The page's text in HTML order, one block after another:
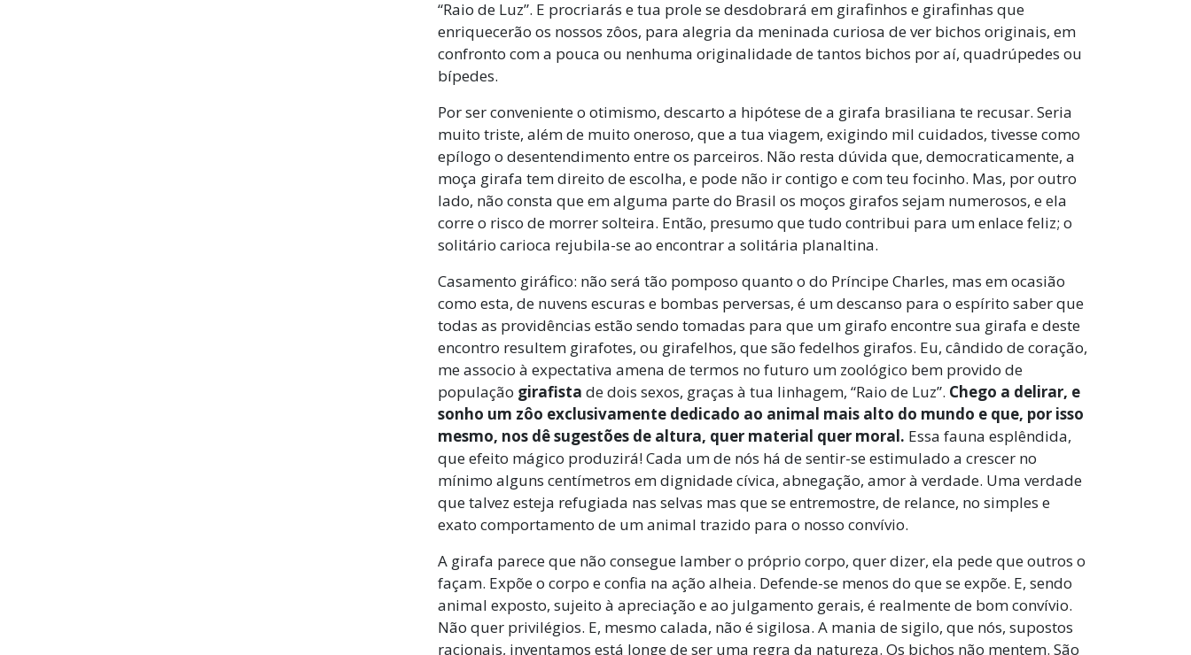
“Raio de Luz”. E procriarás e tua prole se desdobrará em girafinhos e girafinhas que
enriquecerão os nossos zôos, para alegria da meninada curiosa de ver bichos originais, em
confronto com a pouca ou nenhuma originalidade de tantos bichos por aí, quadrúpedes ou
bípedes.
Por ser conveniente o otimismo, descarto a hipótese de a girafa brasiliana te recusar. Seria
muito triste, além de muito oneroso, que a tua viagem, exigindo mil cuidados, tivesse como
epílogo o desentendimento entre os parceiros. Não resta dúvida que, democraticamente, a
moça girafa tem direito de escolha, e pode não ir contigo e com teu focinho. Mas, por outro
lado, não consta que em alguma parte do Brasil os moços girafos sejam numerosos, e ela
corre o risco de morrer solteira. Então, presumo que tudo contribui para um enlace feliz; o
solitário carioca rejubila-se ao encontrar a solitária planaltina.
Casamento giráfico: não será tão pomposo quanto o do Príncipe Charles, mas em ocasião
como esta, de nuvens escuras e bombas perversas, é um descanso para o espírito saber que
todas as providências estão sendo tomadas para que um girafo encontre sua girafa e deste
encontro resultem girafotes, ou girafelhos, que são fedelhos girafos. Eu, cândido de coração,
me associo à expectativa amena de termos no futuro um zoológico bem provido de
população girafista de dois sexos, graças à tua linhagem, “Raio de Luz”. Chego a delirar, e
sonho um zôo exclusivamente dedicado ao animal mais alto do mundo e que, por isso
mesmo, nos dê sugestões de altura, quer material quer moral. Essa fauna esplêndida,
que efeito mágico produzirá! Cada um de nós há de sentir-se estimulado a crescer no
mínimo alguns centímetros em dignidade cívica, abnegação, amor à verdade. Uma verdade
que talvez esteja refugiada nas selvas mas que se entremostre, de relance, no simples e
exato comportamento de um animal trazido para o nosso convívio.
A girafa parece que não consegue lamber o próprio corpo, quer dizer, ela pede que outros o
façam. Expõe o corpo e confia na ação alheia. Defende-se menos do que se expõe. E, sendo
animal exposto, sujeito à apreciação e ao julgamento gerais, é realmente de bom convívio.
Não quer privilégios. E, mesmo calada, não é sigilosa. A mania de sigilo, que nós, supostos
racionais, inventamos está longe de ser uma regra da natureza. Os bichos não mentem. São